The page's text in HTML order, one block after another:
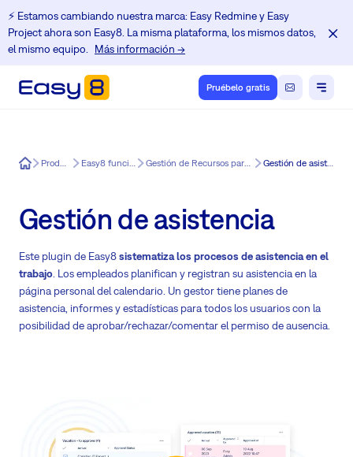
⚡️ Estamos cambiando nuestra marca: Easy Redmine y Easy
Project ahora son Easy8. La misma plataforma, los mismos datos,
el mismo equipo.
Más información →
Pruébelo gratis
Easy8 Producto Easy8 funciones Gestión de Recursos para Easy8 Gestión de asistencia
Gestión de asistencia
Este plugin de Easy8sistematiza los procesos de asistencia en el
trabajo . Los empleados planifican y registran su asistencia en la
página personal del calendario. Un gestor tiene planes de
asistencia, informes y estadísticas para todos los usuarios con la
posibilidad de aprobar/rechazar/comentar el permiso de ausencia.